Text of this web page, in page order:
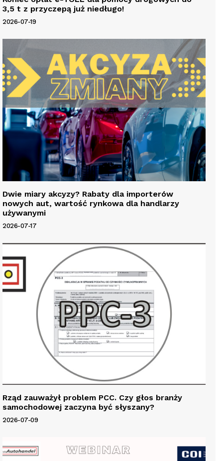
3,5 t z przyczepą już niedługo!
2026-07-19
Dwie miary akcyzy? Rabaty dla importerów
nowych aut, wartość rynkowa dla handlarzy
używanymi
2026-07-17
Rząd zauważył problem PCC. Czy głos branży
samochodowej zaczyna być słyszany?
2026-07-09